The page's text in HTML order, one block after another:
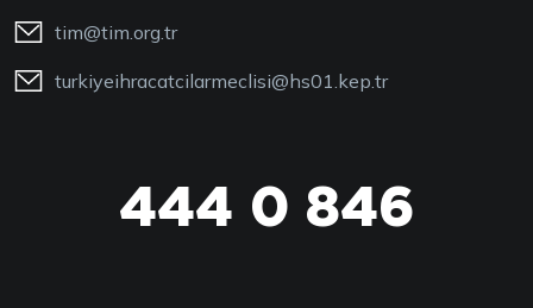
tim@tim.org.tr
turkiyeihracatcilarmeclisi@hs01.kep.tr
444 0 846